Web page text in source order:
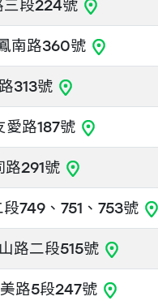
三段224號
南路360號
313號
愛路187號
路291號
749、751、753號
路二段515號
路5段247號